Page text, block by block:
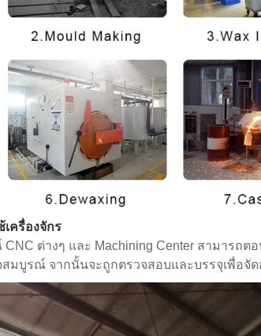
ครื่องจักร
ต่างๆ และ Machining Center สามารถ
มบูรณ์ จากนั้นจะถูกตรวจสอบและบรรจุเพื่อจัด